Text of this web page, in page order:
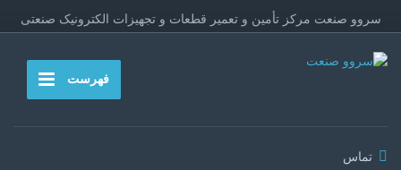
سروو صنعت مرکز تأمین و تعمیر قطعات و تجهیزات الکترونیک صنعتی
فهرست
تماس